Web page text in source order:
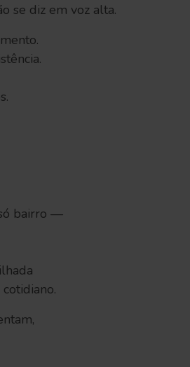
se diz em voz alta.
bairro —